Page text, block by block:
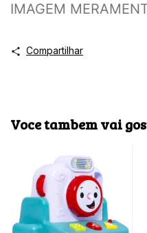
IMAGEM
Compartilhar
Voce tambem vai